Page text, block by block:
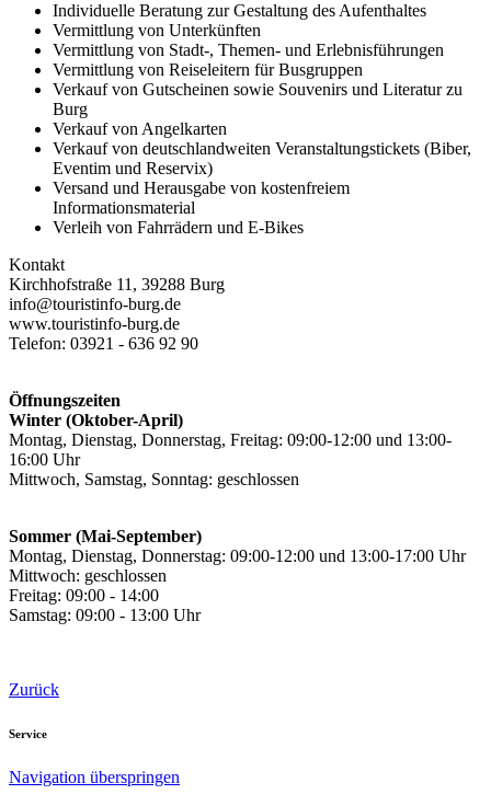
Individuelle Beratung zur Gestaltung des Aufenthaltes
Vermittlung von Unterkünften
Vermittlung von Stadt-, Themen- und Erlebnisführungen
Vermittlung von Reiseleitern für Busgruppen
Verkauf von Gutscheinen sowie Souvenirs und Literatur zu
Burg
Verkauf von Angelkarten
Verkauf von deutschlandweiten Veranstaltungstickets (Biber,
Eventim und Reservix)
Versand und Herausgabe von kostenfreiem
Informationsmaterial
Verleih von Fahrrädern und E-Bikes
Kontakt
Kirchhofstraße 11, 39288 Burg
info@touristinfo-burg.de
www.touristinfo-burg.de
Telefon: 03921 - 636 92 90
Öffnungszeiten
Winter (Oktober-April)
Montag, Dienstag, Donnerstag, Freitag: 09:00-12:00 und 13:00-
16:00 Uhr
Mittwoch, Samstag, Sonntag: geschlossen
Sommer (Mai-September)
Montag, Dienstag, Donnerstag: 09:00-12:00 und 13:00-17:00 Uhr
Mittwoch: geschlossen
Freitag: 09:00 - 14:00
Samstag: 09:00 - 13:00 Uhr
Zurück
Service
Navigation überspringen